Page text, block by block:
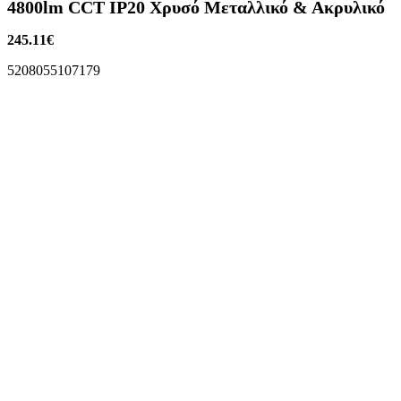
4800lm CCT IP20 Χρυσό Μεταλλικό & Ακρυλικό
245.11€
5208055107179